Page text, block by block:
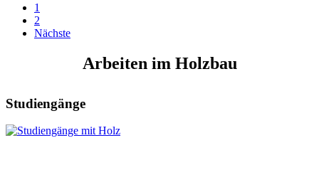
1
2
Nächste
Arbeiten im Holzbau
Studiengänge